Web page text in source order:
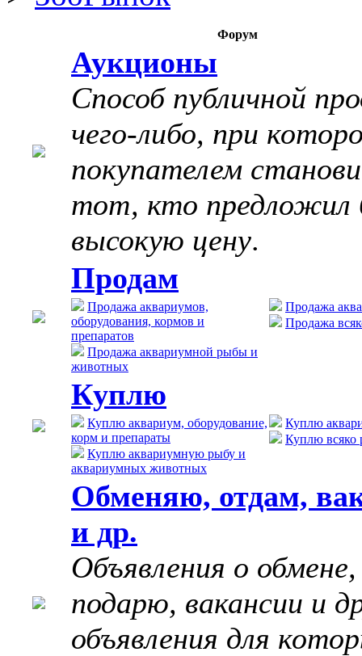
Форум
Аукционы
Способ публичной
чего-либо, при
покупателем
тот, кто предложил
высокую цену.
Продам
Продажа аквариумов,
оборудования, кормов и
препаратов
Продажа аквариумной рыбы и
животных
Продажа
Продажа
Куплю
Куплю аквариум, оборудование,
корм и препараты
Куплю аквариумную рыбу и
аквариумных животных
Куплю
Куплю всяко
Обменяю, отдам,
и др.
Объявления о обмене,
подарю, вакансии и
объявления для